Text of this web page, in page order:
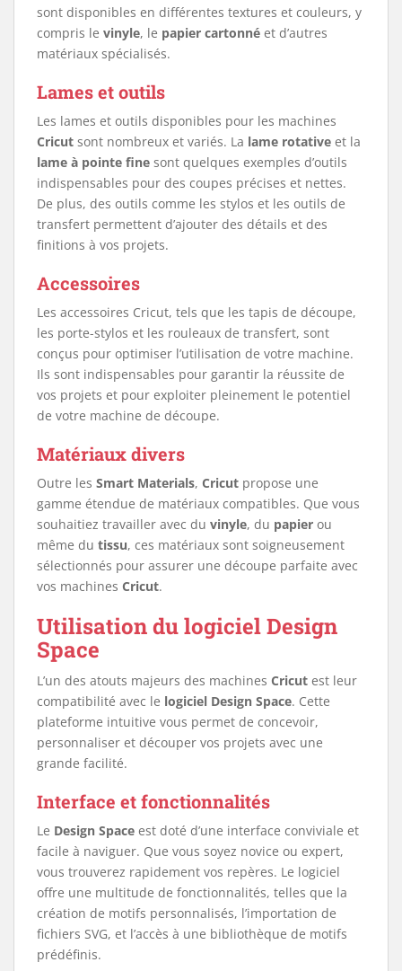
sont disponibles en différentes textures et couleurs, y
compris le vinyle, le papier cartonné et d’autres
matériaux spécialisés.
Lames et outils
Les lames et outils disponibles pour les machines
Cricut sont nombreux et variés. La lame rotative et la
lame à pointe fine sont quelques exemples d’outils
indispensables pour des coupes précises et nettes.
De plus, des outils comme les stylos et les outils de
transfert permettent d’ajouter des détails et des
finitions à vos projets.
Accessoires
Les accessoires Cricut, tels que les tapis de découpe,
les porte-stylos et les rouleaux de transfert, sont
conçus pour optimiser l’utilisation de votre machine.
Ils sont indispensables pour garantir la réussite de
vos projets et pour exploiter pleinement le potentiel
de votre machine de découpe.
Matériaux divers
Outre les Smart Materials, Cricut propose une
gamme étendue de matériaux compatibles. Que vous
souhaitiez travailler avec du vinyle, du papier ou
même du tissu, ces matériaux sont soigneusement
sélectionnés pour assurer une découpe parfaite avec
vos machines Cricut.
Utilisation du logiciel Design
Space
L’un des atouts majeurs des machines Cricut est leur
compatibilité avec le logiciel Design Space. Cette
plateforme intuitive vous permet de concevoir,
personnaliser et découper vos projets avec une
grande facilité.
Interface et fonctionnalités
Le Design Space est doté d’une interface conviviale et
facile à naviguer. Que vous soyez novice ou expert,
vous trouverez rapidement vos repères. Le logiciel
offre une multitude de fonctionnalités, telles que la
création de motifs personnalisés, l’importation de
fichiers SVG, et l’accès à une bibliothèque de motifs
prédéfinis.